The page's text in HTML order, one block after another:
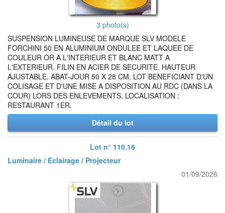
3 photo(s)
SUSPENSION LUMINEUSE DE MARQUE SLV MODELE
FORCHINI 50 EN ALUMINIUM ONDULEE ET LAQUEE DE
COULEUR OR A L'INTERIEUR ET BLANC MATT A
L'EXTERIEUR. FILIN EN ACIER DE SECURITE. HAUTEUR
AJUSTABLE. ABAT-JOUR 50 X 28 CM. LOT BENEFICIANT D'UN
COLISAGE ET D'UNE MISE A DISPOSITION AU RDC (DANS LA
COUR) LORS DES ENLEVEMENTS. LOCALISATION :
RESTAURANT 1ER.
Détail du lot
Lot n° 110.16
Luminaire / Eclairage / Projecteur
01/09/2026